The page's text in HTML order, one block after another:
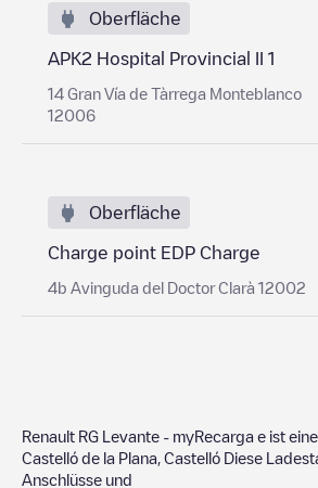
Oberfläche
APK2 Hospital Provincial II 1
14 Gran Vía de Tàrrega Monteblanco
12006
Oberfläche
Charge point EDP Charge
4b Avinguda del Doctor Clarà 12002
Renault RG Levante - myRecarga e ist
Castelló de la Plana Castelló Diese
Anschlüsse und